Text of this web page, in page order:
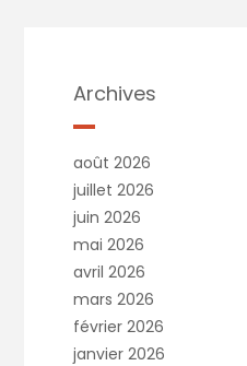
Archives
août 2026
juillet 2026
juin 2026
mai 2026
avril 2026
mars 2026
février 2026
janvier 2026